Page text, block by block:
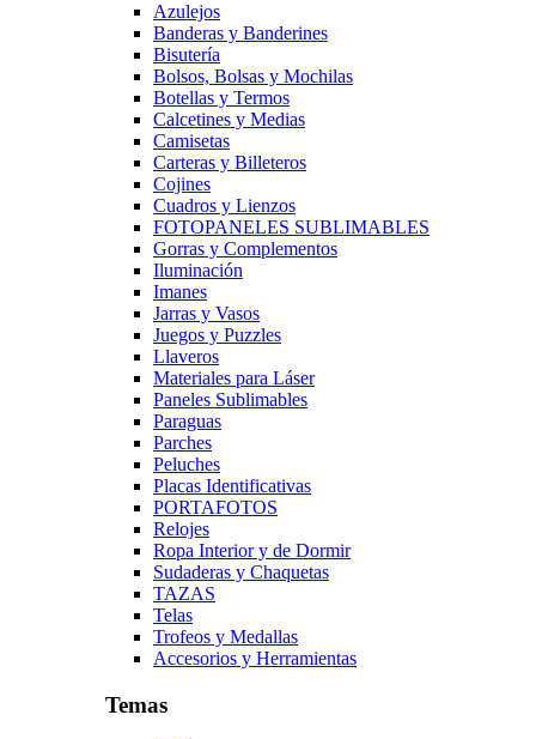
Azulejos
Banderas y Banderines
Bisutería
Bolsos, Bolsas y Mochilas
Botellas y Termos
Calcetines y Medias
Camisetas
Carteras y Billeteros
Cojines
Cuadros y Lienzos
FOTOPANELES SUBLIMABLES
Gorras y Complementos
Iluminación
Imanes
Jarras y Vasos
Juegos y Puzzles
Llaveros
Materiales para Láser
Paneles Sublimables
Paraguas
Parches
Peluches
Placas Identificativas
PORTAFOTOS
Relojes
Ropa Interior y de Dormir
Sudaderas y Chaquetas
TAZAS
Telas
Trofeos y Medallas
Accesorios y Herramientas
Temas